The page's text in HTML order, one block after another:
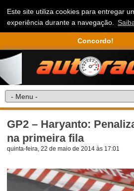
Este site utiliza cookies para entregar
experiência durante a navegação.
Concordo!
GP2 – Haryanto:
na primeira fila
quinta-feira, 22 de maio de 2014 às 17:01